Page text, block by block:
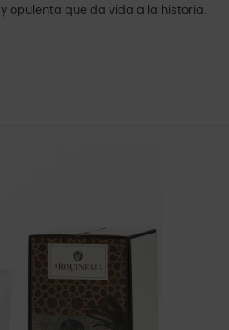
opulenta que da vida a la historia.